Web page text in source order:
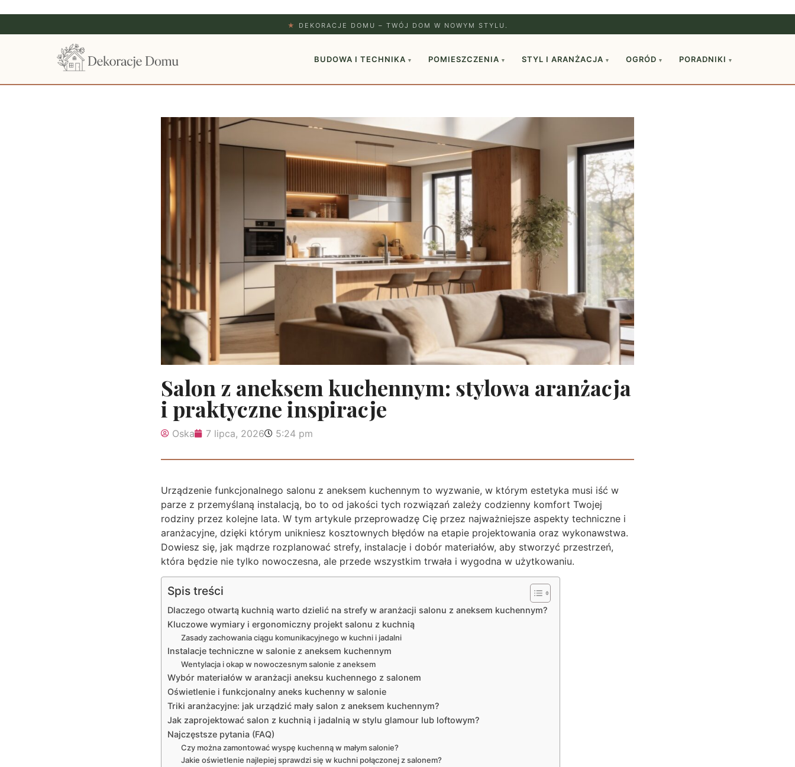
★ DEKORACJE DOMU – TWÓJ DOM W NOWYM STYLU.
BUDOWA I TECHNIKA ▾ POMIESZCZENIA ▾ STYL I ARANŻACJA ▾ OGRÓD ▾ PORADNIKI ▾
Salon z aneksem kuchennym: stylowa aranżacja
i praktyczne inspiracje
Oska 7 lipca, 2026 5:24 pm
Urządzenie funkcjonalnego salonu z aneksem kuchennym to wyzwanie, w którym estetyka musi iść w
parze z przemyślaną instalacją, bo to od jakości tych rozwiązań zależy codzienny komfort Twojej
rodziny przez kolejne lata. W tym artykule przeprowadzę Cię przez najważniejsze aspekty techniczne i
aranżacyjne, dzięki którym unikniesz kosztownych błędów na etapie projektowania oraz wykonawstwa.
Dowiesz się, jak mądrze rozplanować strefy, instalacje i dobór materiałów, aby stworzyć przestrzeń,
która będzie nie tylko nowoczesna, ale przede wszystkim trwała i wygodna w użytkowaniu.
Spis treści
Dlaczego otwartą kuchnią warto dzielić na strefy w aranżacji salonu z aneksem kuchennym?
Kluczowe wymiary i ergonomiczny projekt salonu z kuchnią
Zasady zachowania ciągu komunikacyjnego w kuchni i jadalni
Instalacje techniczne w salonie z aneksem kuchennym
Wentylacja i okap w nowoczesnym salonie z aneksem
Wybór materiałów w aranżacji aneksu kuchennego z salonem
Oświetlenie i funkcjonalny aneks kuchenny w salonie
Triki aranżacyjne: jak urządzić mały salon z aneksem kuchennym?
Jak zaprojektować salon z kuchnią i jadalnią w stylu glamour lub loftowym?
Najczęstsze pytania (FAQ)
Czy można zamontować wyspę kuchenną w małym salonie?
Jakie oświetlenie najlepiej sprawdzi się w kuchni połączonej z salonem?